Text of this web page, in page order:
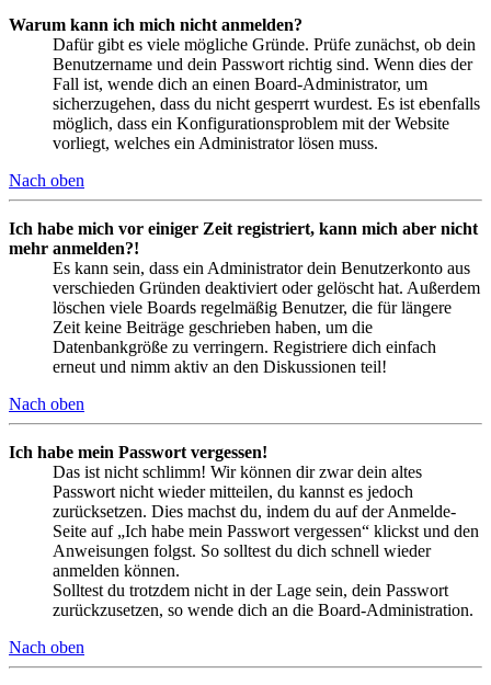
Warum kann ich mich nicht anmelden?
Dafür gibt es viele mögliche Gründe. Prüfe zunächst, ob dein
Benutzername und dein Passwort richtig sind. Wenn dies der
Fall ist, wende dich an einen Board-Administrator, um
sicherzugehen, dass du nicht gesperrt wurdest. Es ist ebenfalls
möglich, dass ein Konfigurationsproblem mit der Website
vorliegt, welches ein Administrator lösen muss.
Nach oben
Ich habe mich vor einiger Zeit registriert, kann mich aber nicht
mehr anmelden?!
Es kann sein, dass ein Administrator dein Benutzerkonto aus
verschieden Gründen deaktiviert oder gelöscht hat. Außerdem
löschen viele Boards regelmäßig Benutzer, die für längere
Zeit keine Beiträge geschrieben haben, um die
Datenbankgröße zu verringern. Registriere dich einfach
erneut und nimm aktiv an den Diskussionen teil!
Nach oben
Ich habe mein Passwort vergessen!
Das ist nicht schlimm! Wir können dir zwar dein altes
Passwort nicht wieder mitteilen, du kannst es jedoch
zurücksetzen. Dies machst du, indem du auf der Anmelde-
Seite auf „Ich habe mein Passwort vergessen“ klickst und den
Anweisungen folgst. So solltest du dich schnell wieder
anmelden können.
Solltest du trotzdem nicht in der Lage sein, dein Passwort
zurückzusetzen, so wende dich an die Board-Administration.
Nach oben